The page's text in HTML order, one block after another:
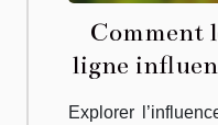
Comment
ligne
Explorer